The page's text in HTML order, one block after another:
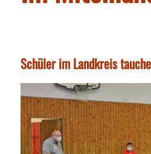
Schüler im Landkreis